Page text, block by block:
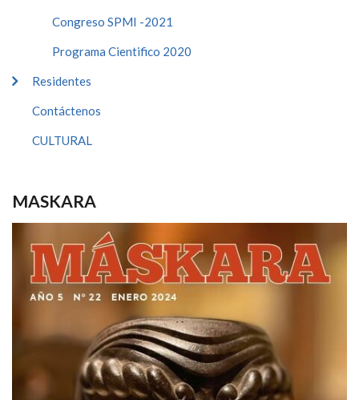
Congreso SPMI -2021
Programa Cientifico 2020
Residentes
Contáctenos
CULTURAL
MASKARA